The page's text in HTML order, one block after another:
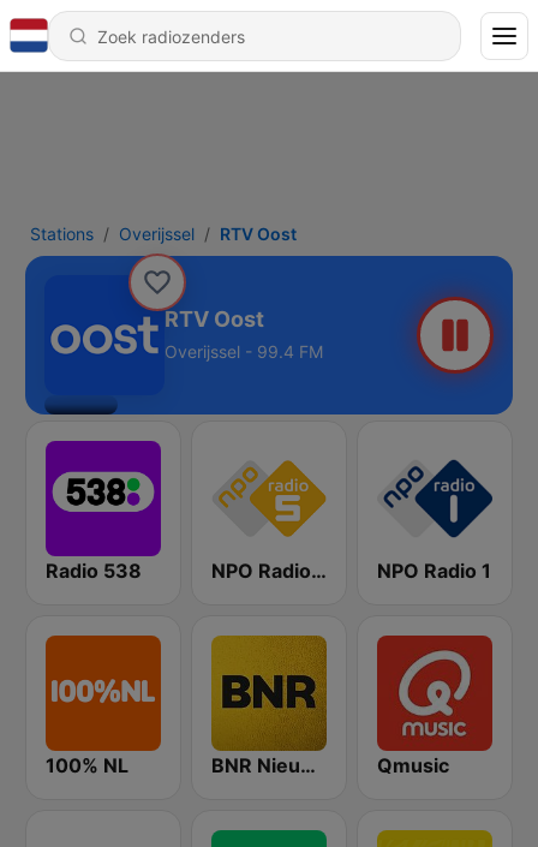
Stations Overijssel RTV Oost
RTV Oost
Overijssel - 99.4 FM
Radio 538 NPO Radio 5 NPO Radio 1
100% NL BNR Nieuwsradio Qmusic